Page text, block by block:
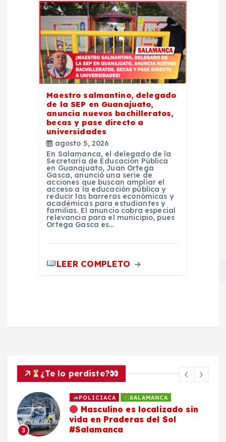
Maestro salmantino, delegado
de la SEP en Guanajuato,
anuncia nuevos bachilleratos,
becas y pase directo a
universidades
agosto 5, 2026
En Salamanca, el delegado de la
Secretaría de Educación Pública
en Guanajuato, Juan Ortega
Gasca, anunció una serie de
acciones que buscan ampliar el
acceso a la educación pública y
reducir las barreras económicas y
académicas para estudiantes y
familias. El anuncio cobra especial
relevancia para el municipio, pues
Ortega Gasca es…
LEER COMPLETO
¿Te lo perdiste?
3
POLICIACA SALAMANCA
Masculino es localizado sin
vida en Praderas del Sol
#Salamanca